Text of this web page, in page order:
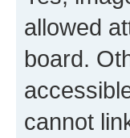
allowed
board.
cannot